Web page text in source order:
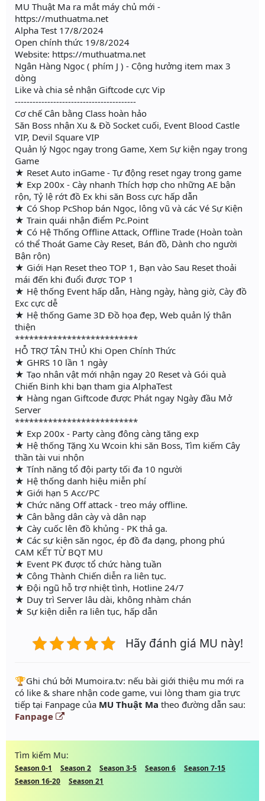
MU Thuật Ma ra mắt máy chủ mới -
https://muthuatma.net
Alpha Test 17/8/2024
Open chính thức 19/8/2024
Website: https://muthuatma.net
Ngân Hàng Ngọc ( phím J ) - Cộng hưởng item max 3
dòng
Like và chia sẻ nhận Giftcode cực Vip
-----------------------------------------
Cơ chế Cân bằng Class hoàn hảo
Săn Boss nhận Xu & Đồ Socket cuối, Event Blood Castle
VIP, Devil Square VIP
Quản lý Ngọc ngay trong Game, Xem Sự kiện ngay trong
Game
★ Reset Auto inGame - Tự động reset ngay trong game
★ Exp 200x - Cày nhanh Thích hợp cho những AE bận
rộn, Tỷ lệ rớt đồ Ex khi săn Boss cực hấp dẫn
★ Có Shop PcShop bán Ngọc, lông vũ và các Vé Sự Kiện
★ Train quái nhận điểm Pc.Point
★ Có Hệ Thống Offline Attack, Offline Trade (Hoàn toàn
có thể Thoát Game Cày Reset, Bán đồ, Dành cho người
Bận rộn)
★ Giới Hạn Reset theo TOP 1, Bạn vào Sau Reset thoải
mái đến khi đuổi được TOP 1
★ Hệ thống Event hấp dẫn, Hàng ngày, hàng giờ, Cày đồ
Exc cực dễ
★ Hệ thống Game 3D Đồ họa đẹp, Web quản lý thân
thiện
**************************
HỖ TRỢ TÂN THỦ Khi Open Chính Thức
★ GHRS 10 lần 1 ngày
★ Tạo nhân vật mới nhận ngay 20 Reset và Gói quà
Chiến Binh khi bạn tham gia AlphaTest
★ Hàng ngan Giftcode được Phát ngay Ngày đầu Mở
Server
**************************
★ Exp 200x - Party càng đông càng tăng exp
★ Hệ thống Tặng Xu Wcoin khi săn Boss, Tìm kiếm Cây
thần tài vui nhộn
★ Tính năng tổ đội party tối đa 10 người
★ Hệ thống danh hiệu miễn phí
★ Giới hạn 5 Acc/PC
★ Chức năng Off attack - treo máy offline.
★ Cân bằng dân cày và dân nạp
★ Cày cuốc lên đồ khủng - PK thả ga.
★ Các sự kiện săn ngọc, ép đồ đa dạng, phong phú
CAM KẾT TỪ BQT MU
★ Event PK được tổ chức hàng tuần
★ Công Thành Chiến diễn ra liên tục.
★ Đội ngũ hỗ trợ nhiệt tình, Hotline 24/7
★ Duy trì Server lâu dài, không nhàm chán
★ Sự kiện diễn ra liên tục, hấp dẫn
Hãy đánh giá MU này!
️🏆Ghi chú bởi Mumoira.tv: nếu bài giới thiệu mu mới ra
có like & share nhận code game, vui lòng tham gia trực
tiếp tại Fanpage của MU Thuật Ma theo đường dẫn sau:
Fanpage
Tìm kiếm Mu:
Season 0-1 Season 2 Season 3-5 Season 6
Season 7-15
Season 16-20
Season 21